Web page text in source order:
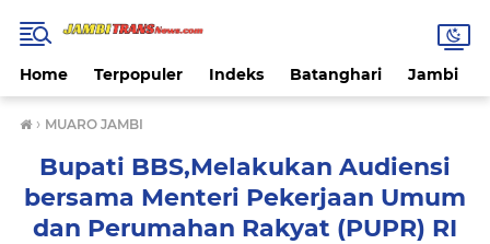
Home Terpopuler Indeks Batanghari Jambi
› MUARO JAMBI
Bupati BBS,Melakukan Audiensi
bersama Menteri Pekerjaan Umum
dan Perumahan Rakyat (PUPR) RI